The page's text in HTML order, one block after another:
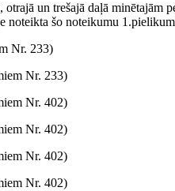
un trešajā daļā minētajām
noteikta šo noteikumu
Nr. 233)
Nr. 233)
Nr. 402)
Nr. 402)
Nr. 402)
Nr. 402)